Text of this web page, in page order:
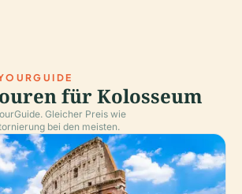
für Kolosseum
Gleicher Preis wie
bei den meisten.